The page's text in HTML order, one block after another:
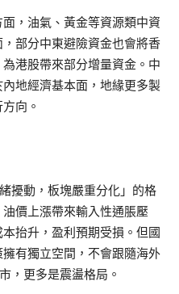
，油氣、黃金等資源類中資
部分中東避險資金也會將香
港股帶來部分增量資金。中
地經濟基本面，地緣更多製
向。
擾動，板塊嚴重分化」的格
價上漲帶來輸入性通脹壓
抬升，盈利預期受損。但國
有獨立空間，不會跟隨海外
，更多是震盪格局。